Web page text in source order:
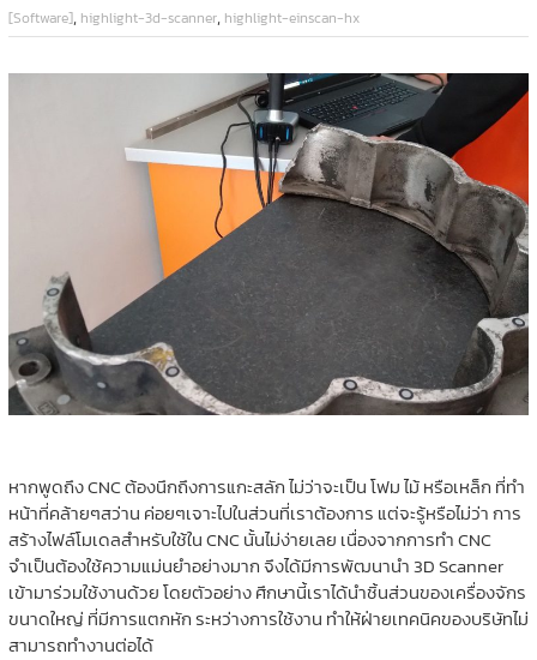
[Software], highlight-3d-scanner, highlight-einscan-hx
หากพูดถึง CNC ต้องนึกถึงการแกะสลัก ไม่ว่าจะเป็น โฟม ไม้ หรือเหล็ก ที่ทำ
หน้าที่คล้ายๆสว่าน ค่อยๆเจาะไปในส่วนที่เราต้องการ แต่จะรู้หรือไม่ว่า การ
สร้างไฟล์โมเดลสำหรับใช้ใน CNC นั้นไม่ง่ายเลย เนื่องจากการทำ CNC
จำเป็นต้องใช้ความแม่นยำอย่างมาก จึงได้มีการพัฒนานำ 3D Scanner
เข้ามาร่วมใช้งานด้วย โดยตัวอย่าง ศึกษานี้เราได้นำชิ้นส่วนของเครื่องจักร
ขนาดใหญ่ ที่มีการแตกหัก ระหว่างการใช้งาน ทำให้ฝ่ายเทคนิคของบริษัทไม่
สามารถทำงานต่อได้